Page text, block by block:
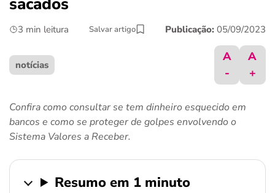
benefícios
últimas notícias
ferramentas
3 min leitura Salvar artigo Publicação: 05/09/2023
notícias
A
-
A
+
Confira como consultar se tem dinheiro esquecido em
bancos e como se proteger de golpes envolvendo o
Sistema Valores a Receber.
Resumo em 1 minuto